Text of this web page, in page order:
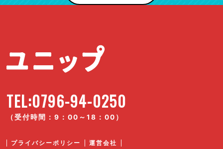
TEL:0796-94-0250
（受付時間：9：00～18：00）
プライバシーポリシー 運営会社